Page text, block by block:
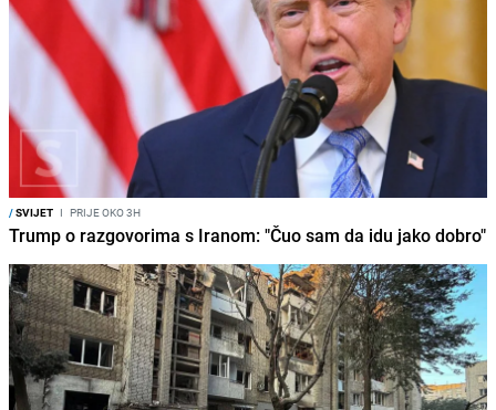
/SVIJET I PRIJE OKO 3H
Trump o razgovorima s Iranom: "Čuo sam da idu jako dobro"